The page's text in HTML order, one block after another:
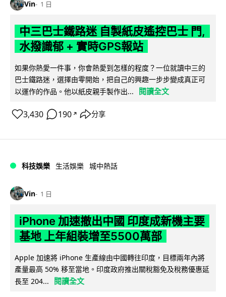
Vin 1 日
中三巴士鐵路迷 自製紙皮遙控巴士 門,
水撥識郁 + 實時GPS報站
如果你熱愛一件事，你會熱愛到怎樣的程度？一位就讀中三的
巴士鐵路迷，選擇由零開始，把自己的興趣一步步變成真正可
以運作的作品。他以紙皮親手製作出...
閱讀全文
3,430 190 ↗ 分享
科技娛樂 生活娛樂 城中熱話
Vin 1 日
iPhone 加速撤出中國 印度成新機主要
基地 上年組裝增至5500萬部
Apple 加速將 iPhone 生產線由中國轉往印度，目標兩年內將
產量最高 50% 移至當地。印度政府推出關稅豁免及稅務優惠延
長至 204...
閱讀全文